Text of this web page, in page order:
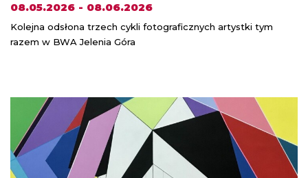
08.05.2026 - 08.06.2026
Kolejna odsłona trzech cykli fotograficznych artystki tym
razem w BWA Jelenia Góra